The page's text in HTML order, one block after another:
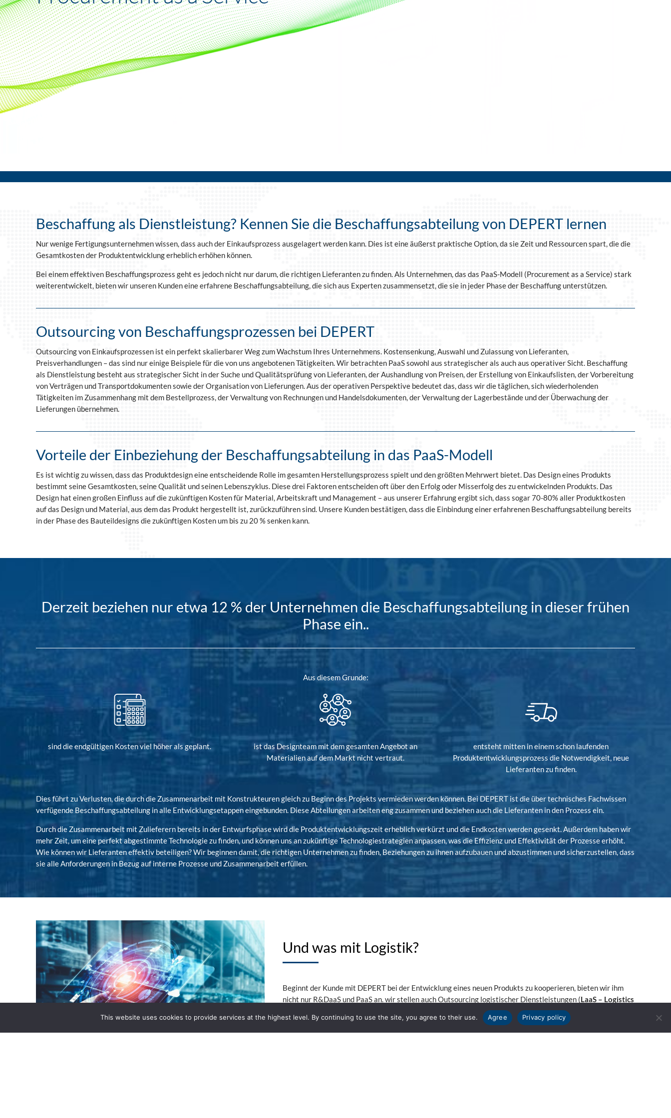
Beschaffung als Dienstleistung? Kennen Sie die Beschaffungsabteilung von DEPERT lernen
Nur wenige Fertigungsunternehmen wissen, dass auch der Einkaufsprozess ausgelagert werden kann. Dies ist eine äußerst praktische Option, da sie Zeit und Ressourcen spart, die die
Gesamtkosten der Produktentwicklung erheblich erhöhen können.
Bei einem effektiven Beschaffungsprozess geht es jedoch nicht nur darum, die richtigen Lieferanten zu finden. Als Unternehmen, das das PaaS-Modell (Procurement as a Service) stark
weiterentwickelt, bieten wir unseren Kunden eine erfahrene Beschaffungsabteilung, die sich aus Experten zusammensetzt, die sie in jeder Phase der Beschaffung unterstützen.
Outsourcing von Beschaffungsprozessen bei DEPERT
Outsourcing von Einkaufsprozessen ist ein perfekt skalierbarer Weg zum Wachstum Ihres Unternehmens. Kostensenkung, Auswahl und Zulassung von Lieferanten,
Preisverhandlungen – das sind nur einige Beispiele für die von uns angebotenen Tätigkeiten. Wir betrachten PaaS sowohl aus strategischer als auch aus operativer Sicht. Beschaffung
als Dienstleistung besteht aus strategischer Sicht in der Suche und Qualitätsprüfung von Lieferanten, der Aushandlung von Preisen, der Erstellung von Einkaufslisten, der Vorbereitung
von Verträgen und Transportdokumenten sowie der Organisation von Lieferungen. Aus der operativen Perspektive bedeutet das, dass wir die täglichen, sich wiederholenden
Tätigkeiten im Zusammenhang mit dem Bestellprozess, der Verwaltung von Rechnungen und Handelsdokumenten, der Verwaltung der Lagerbestände und der Überwachung der
Lieferungen übernehmen.
Vorteile der Einbeziehung der Beschaffungsabteilung in das PaaS-Modell
Es ist wichtig zu wissen, dass das Produktdesign eine entscheidende Rolle im gesamten Herstellungsprozess spielt und den größten Mehrwert bietet. Das Design eines Produkts
bestimmt seine Gesamtkosten, seine Qualität und seinen Lebenszyklus. Diese drei Faktoren entscheiden oft über den Erfolg oder Misserfolg des zu entwickelnden Produkts. Das
Design hat einen großen Einfluss auf die zukünftigen Kosten für Material, Arbeitskraft und Management – aus unserer Erfahrung ergibt sich, dass sogar 70-80% aller Produktkosten
auf das Design und Material, aus dem das Produkt hergestellt ist, zurückzuführen sind. Unsere Kunden bestätigen, dass die Einbindung einer erfahrenen Beschaffungsabteilung bereits
in der Phase des Bauteildesigns die zukünftigen Kosten um bis zu 20 % senken kann.
Derzeit beziehen nur etwa 12 % der Unternehmen die Beschaffungsabteilung in dieser frühen
Phase ein..
Aus diesem Grunde:
sind die endgültigen Kosten viel höher als geplant.
ist das Designteam mit dem gesamten Angebot an
Materialien auf dem Markt nicht vertraut.
entsteht mitten in einem schon laufenden
Produktentwicklungsprozess die Notwendigkeit, neue
Lieferanten zu finden.
Dies führt zu Verlusten, die durch die Zusammenarbeit mit Konstrukteuren gleich zu Beginn des Projekts vermieden werden können. Bei DEPERT ist die über technisches Fachwissen
verfügende Beschaffungsabteilung in alle Entwicklungsetappen eingebunden. Diese Abteilungen arbeiten eng zusammen und beziehen auch die Lieferanten in den Prozess ein.
Durch die Zusammenarbeit mit Zulieferern bereits in der Entwurfsphase wird die Produktentwicklungszeit erheblich verkürzt und die Endkosten werden gesenkt. Außerdem haben wir
mehr Zeit, um eine perfekt abgestimmte Technologie zu finden, und können uns an zukünftige Technologiestrategien anpassen, was die Effizienz und Effektivität der Prozesse erhöht.
Wie können wir Lieferanten effektiv beteiligen? Wir beginnen damit, die richtigen Unternehmen zu finden, Beziehungen zu ihnen aufzubauen und abzustimmen und sicherzustellen, dass
sie alle Anforderungen in Bezug auf interne Prozesse und Zusammenarbeit erfüllen.
Und was mit Logistik?
Beginnt der Kunde mit DEPERT bei der Entwicklung eines neuen Produkts zu kooperieren, bieten wir ihm
nicht nur R&DaaS und PaaS an. wir stellen auch Outsourcing logistischer Dienstleistungen (LaaS – Logistics
) sicher. Dazu gehören nicht nur Transport und Lagerung, sondern auch die
Materialbedarfsplanung. (MRP). Aufgrund unserer langjährigen Erfahrung mit verschiedenen ERP-
Systemen übernehmen wir gerne die Planung und Verwaltung von Lieferungen. Eine gute Planung, die auf
This website uses cookies to provide services at the highest level. By continuing to use the site, you agree to their use. Agree Privacy policy